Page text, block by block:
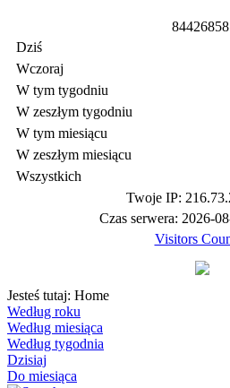
84426858
Dziś
Wczoraj
W tym tygodniu
W zeszłym tygodniu
W tym miesiącu
W zeszłym miesiącu
Wszystkich
Twoje IP:
Czas serwera: 2026-
Visitors
Jesteś tutaj: Home
Według roku
Według miesiąca
Według tygodnia
Dzisiaj
Do miesiąca